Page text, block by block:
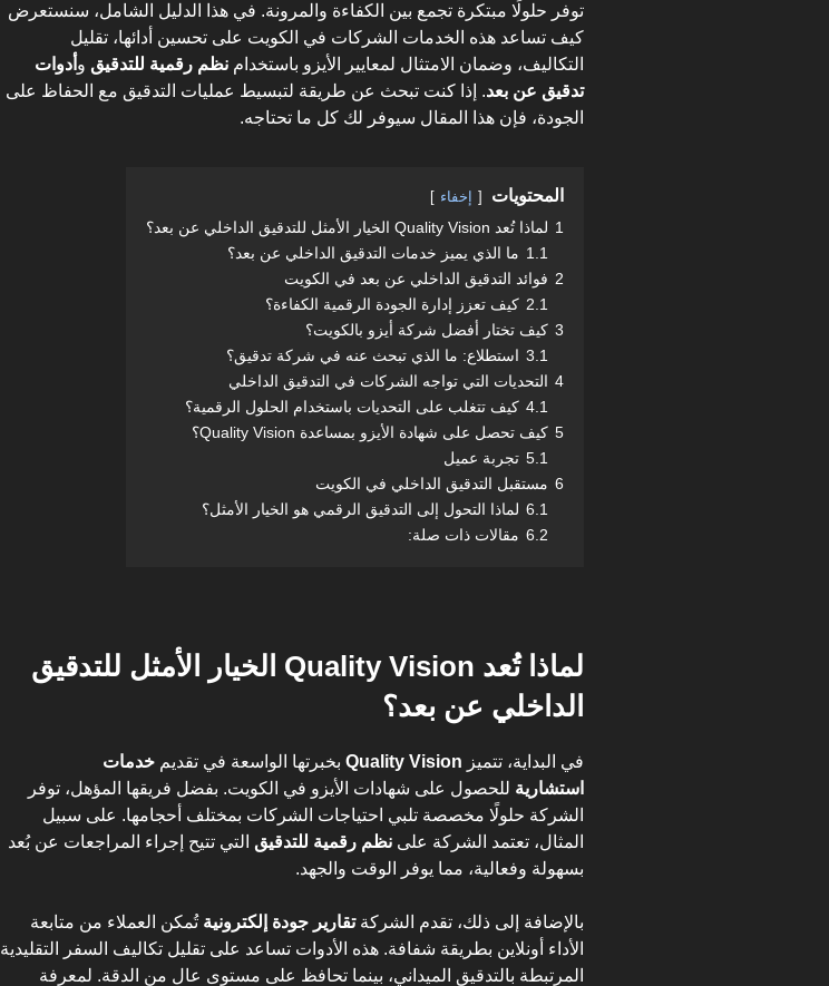
توفر حلولًا مبتكرة تجمع بين الكفاءة والمرونة. في هذا الدليل الشامل، سنستعرض
كيف تساعد هذه الخدمات الشركات في الكويت على تحسين أدائها، تقليل
التكاليف، وضمان الامتثال لمعايير الأيزو باستخدام نظم رقمية للتدقيق و أدوات
تدقيق عن بعد. إذا كنت تبحث عن طريقة لتبسيط عمليات التدقيق مع الحفاظ على
الجودة، فإن هذا المقال سيوفر لك كل ما تحتاجه.
المحتويات إخفاء
1 لماذا تُعد Quality Vision الخيار الأمثل للتدقيق الداخلي عن بعد؟
1.1 ما الذي يميز خدمات التدقيق الداخلي عن بعد؟
2 فوائد التدقيق الداخلي عن بعد في الكويت
2.1 كيف تعزز إدارة الجودة الرقمية الكفاءة؟
3 كيف تختار أفضل شركة أيزو بالكويت؟
3.1 استطلاع: ما الذي تبحث عنه في شركة تدقيق؟
4 التحديات التي تواجه الشركات في التدقيق الداخلي
4.1 كيف تتغلب على التحديات باستخدام الحلول الرقمية؟
5 كيف تحصل على شهادة الأيزو بمساعدة Quality Vision؟
5.1 تجربة عميل
6 مستقبل التدقيق الداخلي في الكويت
6.1 لماذا التحول إلى التدقيق الرقمي هو الخيار الأمثل؟
6.2 مقالات ذات صلة:
لماذا تُعد Quality Vision الخيار الأمثل للتدقيق
الداخلي عن بعد؟
في البداية، تتميز Quality Vision بخبرتها الواسعة في تقديم خدمات
استشارية للحصول على شهادات الأيزو في الكويت. بفضل فريقها المؤهل، توفر
الشركة حلولًا مخصصة تلبي احتياجات الشركات بمختلف أحجامها. على سبيل
المثال، تعتمد الشركة على نظم رقمية للتدقيق التي تتيح إجراء المراجعات عن بُعد
بسهولة وفعالية، مما يوفر الوقت والجهد.
بالإضافة إلى ذلك، تقدم الشركةتقارير جودة إلكترونية تُمكن العملاء من متابعة
الأداء أونلاين بطريقة شفافة. هذه الأدوات تساعد على تقليل تكاليف السفر التقليدية
المرتبطة بالتدقيق الميداني، بينما تحافظ على مستوى عالٍ من الدقة. لمعرفة